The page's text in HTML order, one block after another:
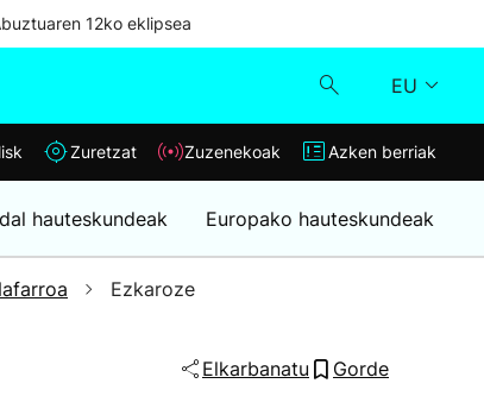
12ko eklipsea
EU
Klisk
Zuzenekoak
Azken berriak
Zuretzat Zuzenekoak Azken berriak
hauteskundeak Europako hauteskundeak
Ezkaroze
Elkarbanatu Gorde